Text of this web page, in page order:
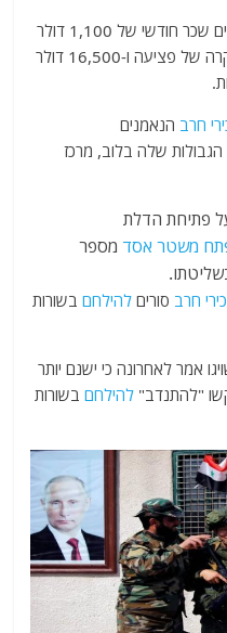
הבטיחה למתנדבים שכר חודשי של 1,100 דולר
פיצוי של 7,700 דולר במקרה של פציעה ו-16,500 דולר
חרב הנאמנים
שלה בלוב, מרכז
על פתיחת הדלת
משטר אסד מספר
חרב סוריםלהילחם בשורות
אמר לאחרונה כי ישנם יותר
להילחם בשורות